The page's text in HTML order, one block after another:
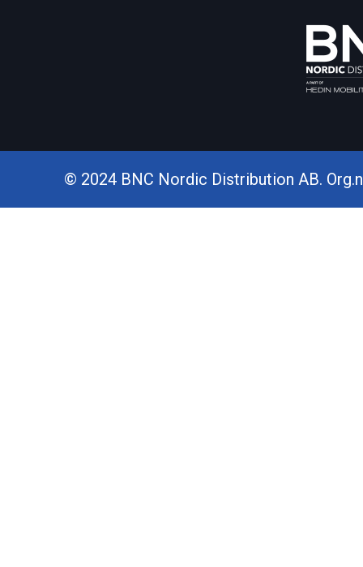
© 2024 BNC Nordic Distribution AB.